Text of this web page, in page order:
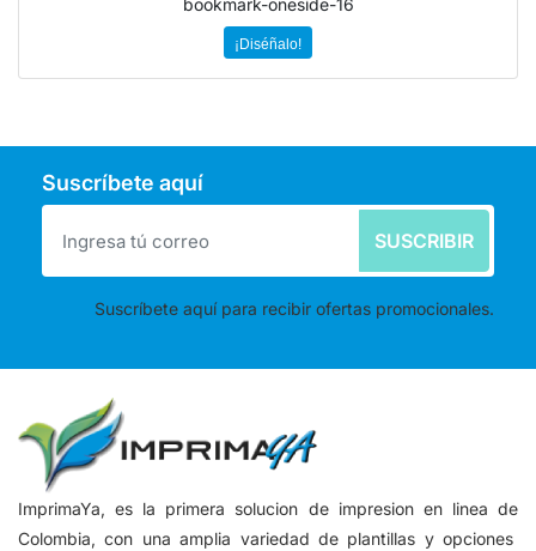
bookmark-oneside-16
¡Diséñalo!
Suscríbete aquí
SUSCRIBIR
Suscríbete aquí para recibir ofertas promocionales.
ImprimaYa, es la primera solucion de impresion en linea de
Colombia, con una amplia variedad de plantillas y opciones